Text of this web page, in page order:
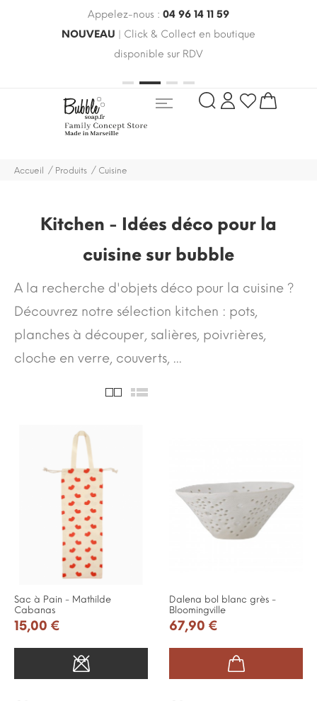
Appelez-nous : 04 96 14 11 59
NOUVEAU | Click & Collect en boutique
disponible sur RDV
Accueil Produits Cuisine
Kitchen - Idées déco pour la
cuisine sur bubble
A la recherche d'objets déco pour la cuisine ?
Découvrez notre sélection kitchen : pots,
planches à découper, salières, poivrières,
cloche en verre, couverts, ...
Sac à Pain - Mathilde
Cabanas
15,00 €
Dalena bol blanc grès -
Bloomingville
67,90 €